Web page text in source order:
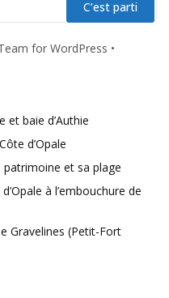
for WordPress •
et baie d’Authie
d’Opale
et sa plage
à l’embouchure de
Gravelines (Petit-Fort